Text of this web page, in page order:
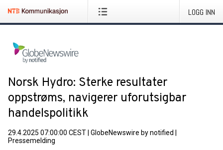
LOGG INN
Norsk Hydro: Sterke resultater
oppstrøms, navigerer uforutsigbar
handelspolitikk
29.4.2025 07:00:00 CEST GlobeNewswire by notified
Pressemelding